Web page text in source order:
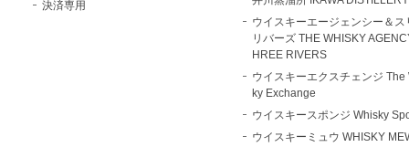
決済専用
ウイスキーエージェンシー＆ス
リバーズ THE WHISKY
HREE RIVERS
ウイスキーエクスチェンジ The
ky Exchange
ウイスキースポンジ Whisky
ウイスキーミュウ WHISKY